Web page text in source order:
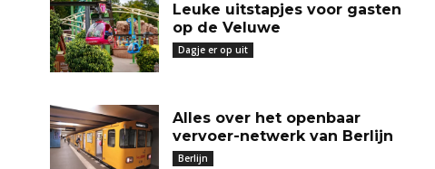
Leuke uitstapjes voor gasten
op de Veluwe
Dagje er op uit
Alles over het openbaar
vervoer-netwerk van Berlijn
Berlijn